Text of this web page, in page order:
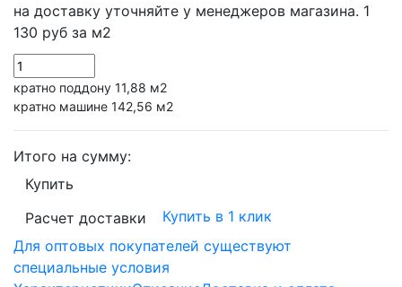
на доставку уточняйте у менеджеров магазина. 1
130 руб за м2
кратно поддону 11,88 м2
кратно машине 142,56 м2
Итого на сумму:
Купить
Расчет доставки
Купить в 1 клик
Для оптовых покупателей существуют
специальные условия